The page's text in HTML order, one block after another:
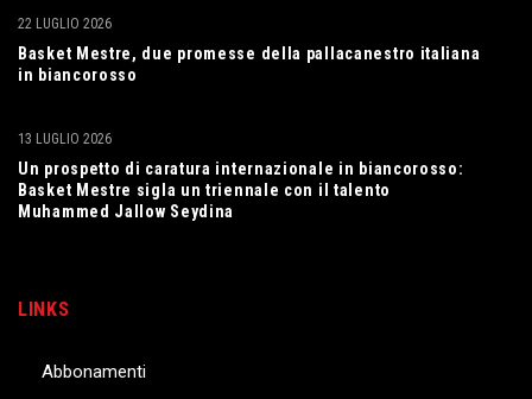
Basket Mestre, due promesse della pallacanestro italiana
in biancorosso
22 LUGLIO 2026
Un prospetto di caratura internazionale in biancorosso:
Basket Mestre sigla un triennale con il talento
Muhammed Jallow Seydina
13 LUGLIO 2026
LINKS
Abbonamenti